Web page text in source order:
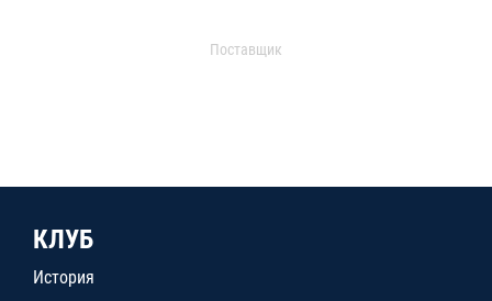
Поставщик
КЛУБ
История